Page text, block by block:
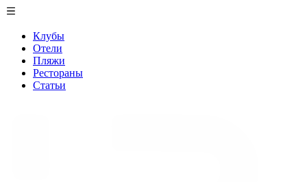
Клубы
Отели
Пляжи
Рестораны
Статьи